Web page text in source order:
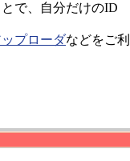
で、自分だけのID
プローダなどをご利